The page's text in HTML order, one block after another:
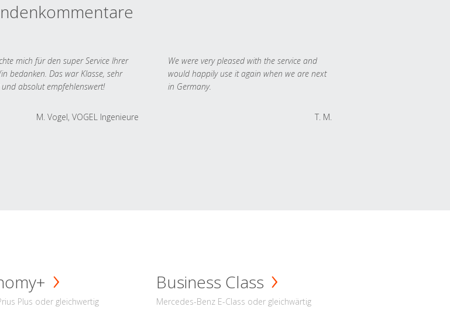
mich für den super Service Ihrer
bedanken. Das war Klasse, sehr
absolut empfehlenswert!
M. Vogel, VOGEL Ingenieure
We were very pleased with the service and
would happily use it again when we are next
in Germany.
T. M.
Plus oder gleichwertig
Business Class
Mercedes-Benz E-Class oder gleichwärtig